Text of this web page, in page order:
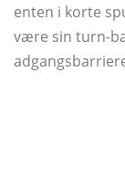
enten i korte
være sin turn-